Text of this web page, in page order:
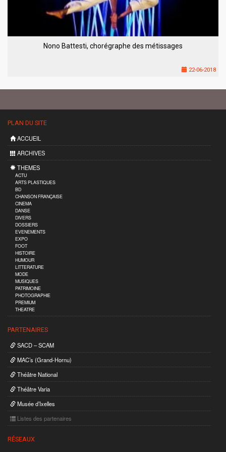
Nono Battesti, chorégraphe des métissages
22-06-2018
PLAN DU SITE
ACCUEIL
ARCHIVES
THEMES
ACTU
ARTS PLASTIQUES
BD
CHANSON FRANÇAISE
CINEMA
DANSE
DIVERS
DOSSIERS
EVENEMENTS
EXPO
FOOT
HISTOIRE
HUMOUR
LITTERATURE
MODE
MUSIQUES
PATRIMOINE
PHOTOGRAPHIE
PREMIUM
THEATRE
PARTENAIRES
SACD – SCAM
MAC’s (Grand-Hornu)
Théâtre National
Théâtre Varia
Musée d’Ixelles
Listes des partenaires
RÉSEAUX